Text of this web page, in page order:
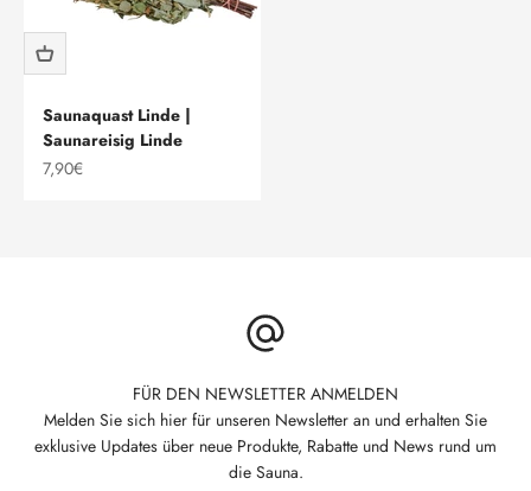
Saunaquast Linde |
Saunareisig Linde
Angebot
7,90€
FÜR DEN NEWSLETTER ANMELDEN
Melden Sie sich hier für unseren Newsletter an und erhalten Sie
exklusive Updates über neue Produkte, Rabatte und News rund um
die Sauna.